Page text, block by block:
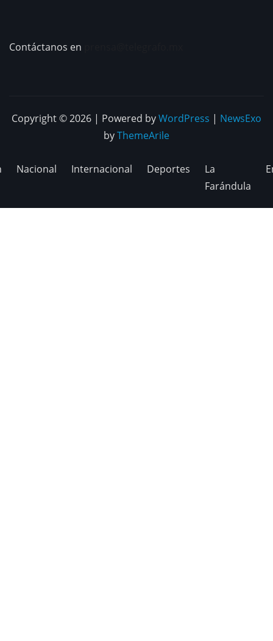
Contáctanos en
Copyright © 2026 | Powered byWordPress | NewsExo
byThemeArile
Nacional Internacional Deportes
La
Farándula